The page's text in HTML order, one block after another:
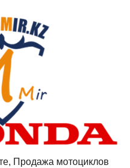
Продажа мотоциклов